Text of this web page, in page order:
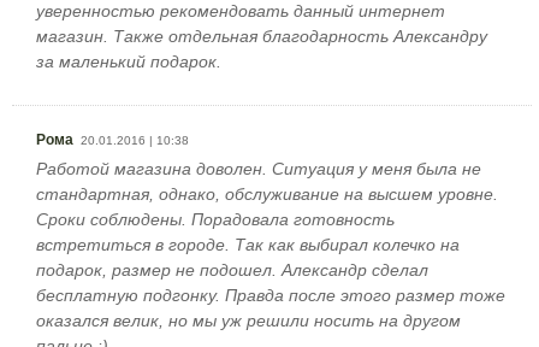
уверенностью рекомендовать данный интернет
магазин. Также отдельная благодарность Александру
за маленький подарок.
Рома 20.01.2016 | 10:38
Работой магазина доволен. Ситуация у меня была не
стандартная, однако, обслуживание на высшем уровне.
Сроки соблюдены. Порадовала готовность
встретиться в городе. Так как выбирал колечко на
подарок, размер не подошел. Александр сделал
бесплатную подгонку. Правда после этого размер тоже
оказался велик, но мы уж решили носить на другом